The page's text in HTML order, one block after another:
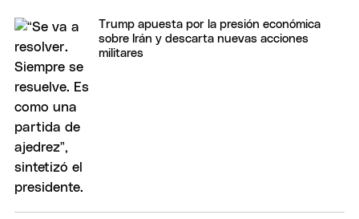
Trump apuesta por la presión económica
sobre Irán y descarta nuevas acciones
militares